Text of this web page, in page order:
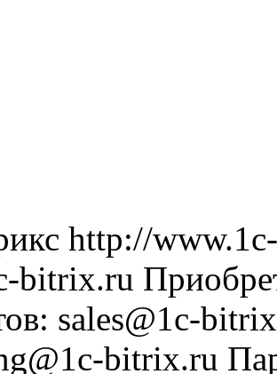
http://
bitrix.ru
: sales@1c-
bitrix.ru